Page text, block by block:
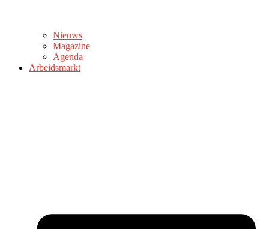
Nieuws
Magazine
Agenda
Arbeidsmarkt